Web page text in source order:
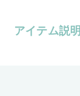
アイテム説明